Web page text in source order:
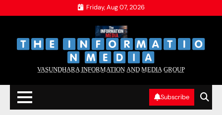
to
Friday, Aug 07, 2026
V̲A̲S̲U̲N̲D̲H̲A̲R̲A̲ I̲N̲F̲O̲R̲M̲A̲T̲I̲O̲N̲ A̲N̲D̲ M̲E̲D̲I̲A̲ G̲R̲O̲U̲P̲
Subscribe